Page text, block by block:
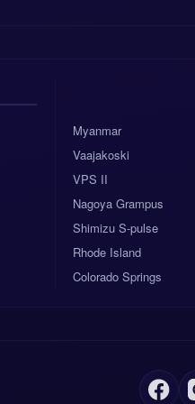
Myanmar
Vaajakoski
VPS II
Nagoya Grampus
Shimizu S-pulse
Rhode Island
Colorado Springs